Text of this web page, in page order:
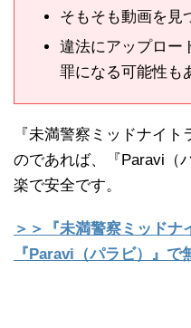
そもそも動画を見
違法にアップロー
罪になる可能性も
『未満警察ミッドナイ
のであれば、『Paravi（
楽で安全です。
＞＞『未満警察ミッドナ
『Paravi（パラビ）』